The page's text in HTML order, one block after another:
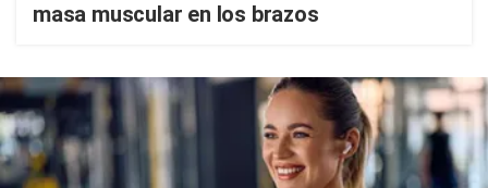
masa muscular en los brazos